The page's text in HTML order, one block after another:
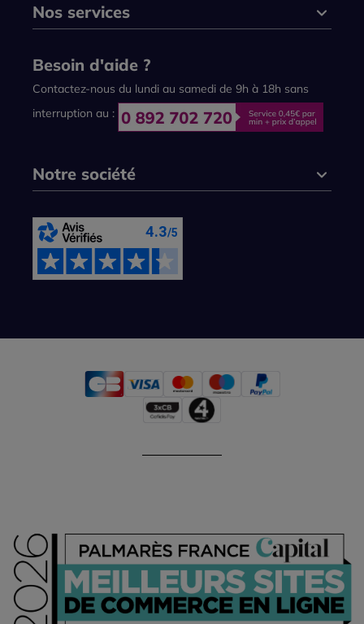
Nos services
Besoin d'aide ?
Contactez-nous du lundi au samedi de 9h à 18h sans
interruption au :
Notre société